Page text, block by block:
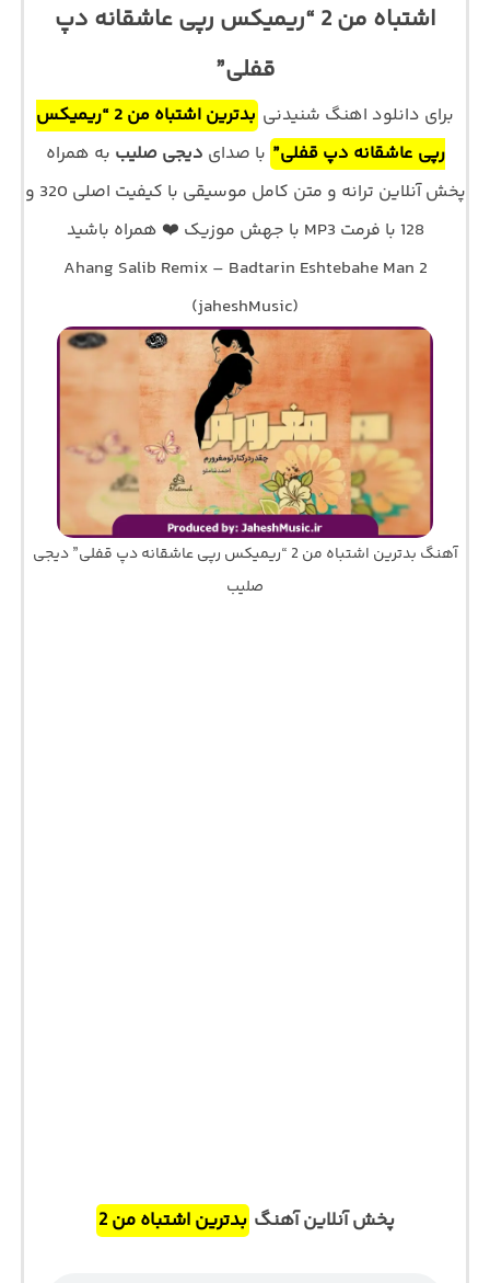
اشتباه من 2 “ریمیکس رپی عاشقانه دپ
قفلی”
برای دانلود اهنگ شنیدنی
بدترین اشتباه من 2 “ریمیکس
رپی عاشقانه دپ قفلی” با صدای دیجی صلیب به همراه
پخش آنلاین ترانه و متن کامل موسیقی با کیفیت اصلی 320 و
128 با فرمت MP3 با جهش موزیک ❤️ همراه باشید
Ahang Salib Remix – Badtarin Eshtebahe Man 2
(jaheshMusic)
آهنگ بدترین اشتباه من 2 “ریمیکس رپی عاشقانه دپ قفلی” دیجی
صلیب
پخش آنلاین آهنگ بدترین اشتباه من 2